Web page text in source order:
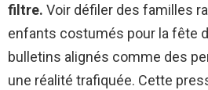
filtre. Voir défiler des familles
enfants costumés pour la fête
bulletins alignés comme des
une réalité trafiquée. Cette